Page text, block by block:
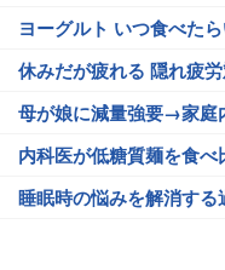
ヨーグルト いつ食べた
休みだが疲れる 隠れ疲
母が娘に減量強要→家庭
内科医が低糖質麺を食べ
睡眠時の悩みを解消する